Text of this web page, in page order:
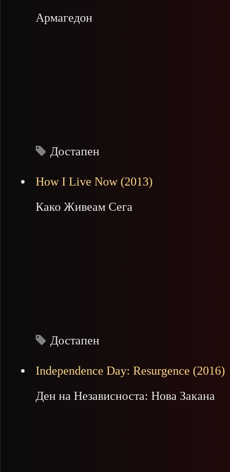
Армагедон
Достапен
How I Live Now (2013)
Како Живеам Сега
Достапен
Independence Day: Resurgence (2016)
Ден на Независноста: Нова Закана